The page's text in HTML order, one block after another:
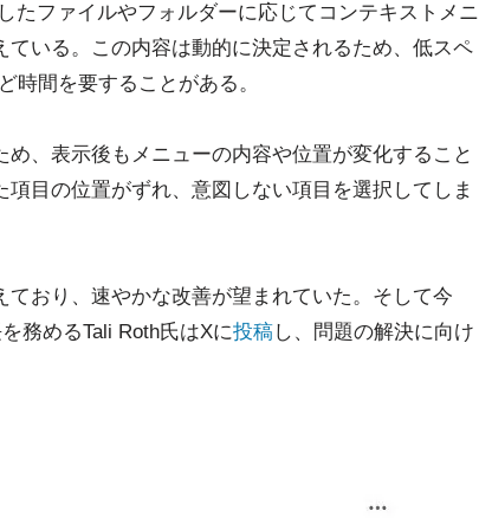
たファイルやフォルダーに応じてコンテキストメニ
いる。この内容は動的に決定されるため、低スペ
時間を要することがある。
、表示後もメニューの内容や位置が変化すること
目の位置がずれ、意図しない項目を選択してしま
おり、速やかな改善が望まれていた。そして今
務めるTali Roth氏はXに投稿し、問題の解決に向け